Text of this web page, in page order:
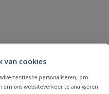
van cookies
te personaliseren, om
ons websiteverkeer te analyseren.